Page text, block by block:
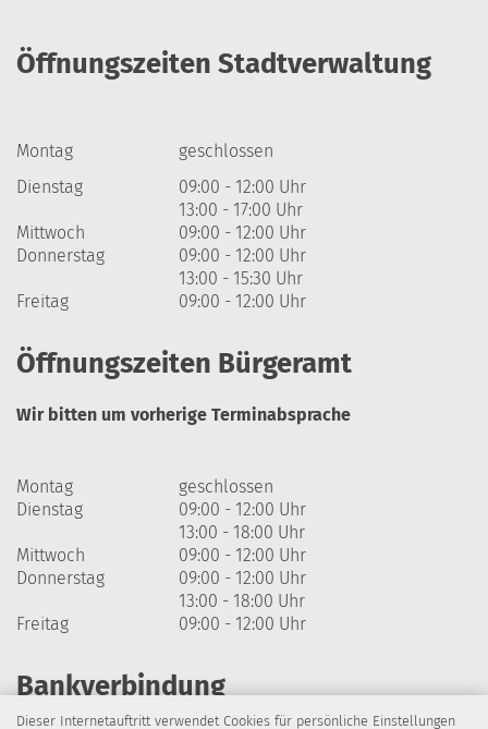
Dieser Internetauftritt verwendet Cookies für persönliche Einstellungen
Öffnungszeiten Stadtverwaltung
Montag
geschlossen
Dienstag
09:00 - 12:00 Uhr
13:00 - 17:00 Uhr
Mittwoch
09:00 - 12:00 Uhr
Donnerstag
09:00 - 12:00 Uhr
13:00 - 15:30 Uhr
Freitag
09:00 - 12:00 Uhr
Öffnungszeiten Bürgeramt
Wir bitten um vorherige Terminabsprache
Montag
geschlossen
Dienstag
09:00 - 12:00 Uhr
13:00 - 18:00 Uhr
Mittwoch
09:00 - 12:00 Uhr
Donnerstag
09:00 - 12:00 Uhr
13:00 - 18:00 Uhr
Freitag
09:00 - 12:00 Uhr
Bankverbindung